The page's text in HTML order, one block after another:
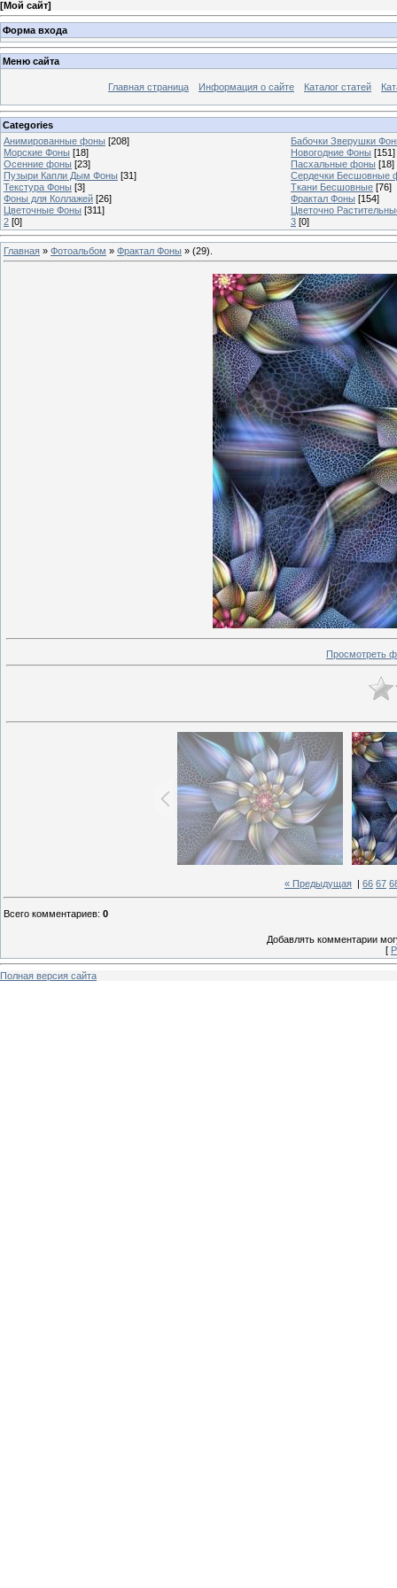
[Мой сайт]
Форма входа
Меню сайта
Главная страница Информация о сайте Каталог статей
Categories
Анимированные фоны [208]
Бабочки Зверушки
Морские Фоны [18] Новогодние Фоны [151]
Осенние фоны [23] Пасхальные фоны [18]
Пузыри Капли Дым Фоны [31]
Сердечки Бесшовные
Текстура Фоны [3] Ткани Бесшовные [76]
Фоны для Коллажей [26] Фрактал Фоны [154]
Цветочные Фоны [311]
Цветочно
2 [0] 3 [0]
Главная » Фотоальбом » Фрактал Фоны » (29).
Просмотреть
« Предыдущая 66 67
Всего комментариев: 0
Добавлять комментарии
[
Полная версия сайта